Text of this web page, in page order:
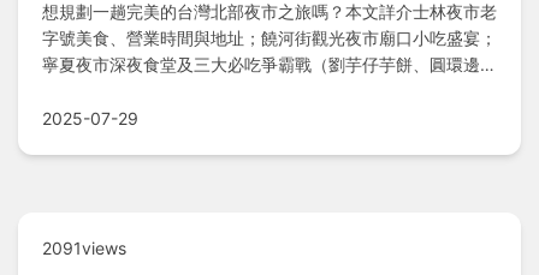
想規劃一趟完美的台灣北部夜市之旅嗎？本文詳介士林夜市老
字號美食、營業時間與地址；饒河街觀光夜市廟口小吃盛宴；
寧夏夜市深夜食堂及三大必吃爭霸戰（劉芋仔芋餅、圓環邊蚵
夜市真心話、小撇步避雷指南，以及Q&A解答常見疑難雜
2025-07-29
2091views